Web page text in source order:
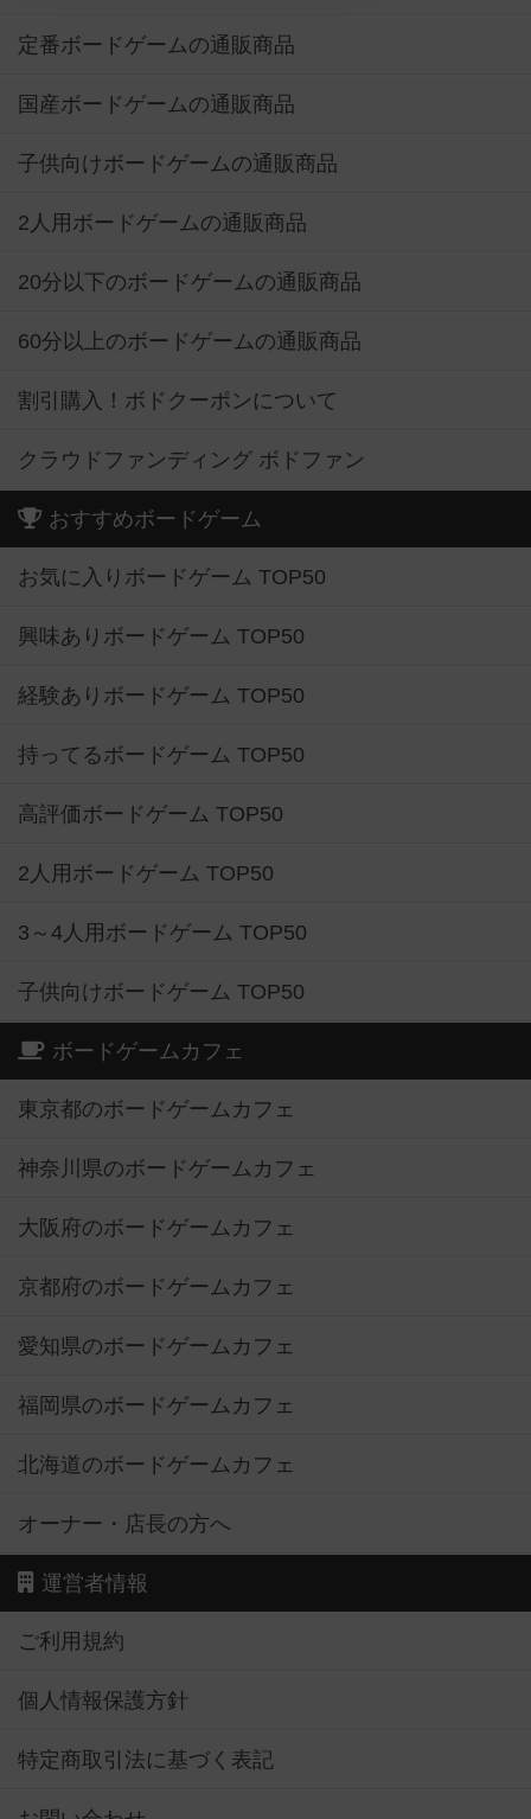
定番ボードゲームの通販商品
国産ボードゲームの通販商品
子供向けボードゲームの通販商品
2人用ボードゲームの通販商品
20分以下のボードゲームの通販商品
60分以上のボードゲームの通販商品
割引購入！ボドクーポンについて
クラウドファンディング ボドファン
おすすめボードゲーム
お気に入りボードゲーム TOP50
興味ありボードゲーム TOP50
経験ありボードゲーム TOP50
持ってるボードゲーム TOP50
高評価ボードゲーム TOP50
2人用ボードゲーム TOP50
3～4人用ボードゲーム TOP50
子供向けボードゲーム TOP50
ボードゲームカフェ
東京都のボードゲームカフェ
神奈川県のボードゲームカフェ
大阪府のボードゲームカフェ
京都府のボードゲームカフェ
愛知県のボードゲームカフェ
福岡県のボードゲームカフェ
北海道のボードゲームカフェ
オーナー・店長の方へ
運営者情報
ご利用規約
個人情報保護方針
特定商取引法に基づく表記